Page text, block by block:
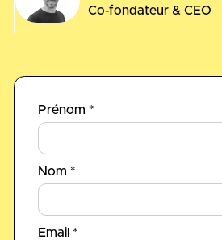
Co-fondateur & CEO
Prénom *
Nom *
Email *